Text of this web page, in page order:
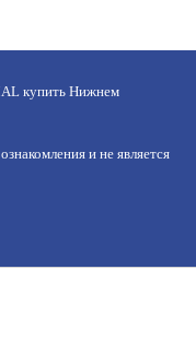
и не является